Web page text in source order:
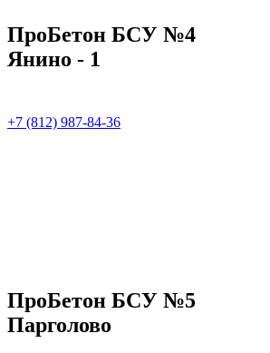
ПроБетон БСУ №4
Янино - 1
+7 (812) 987-84-36
ПроБетон БСУ №5
Парголово